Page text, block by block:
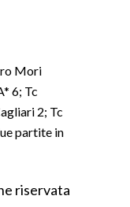
Mori
6; Tc
2; Tc
partite in
riservata